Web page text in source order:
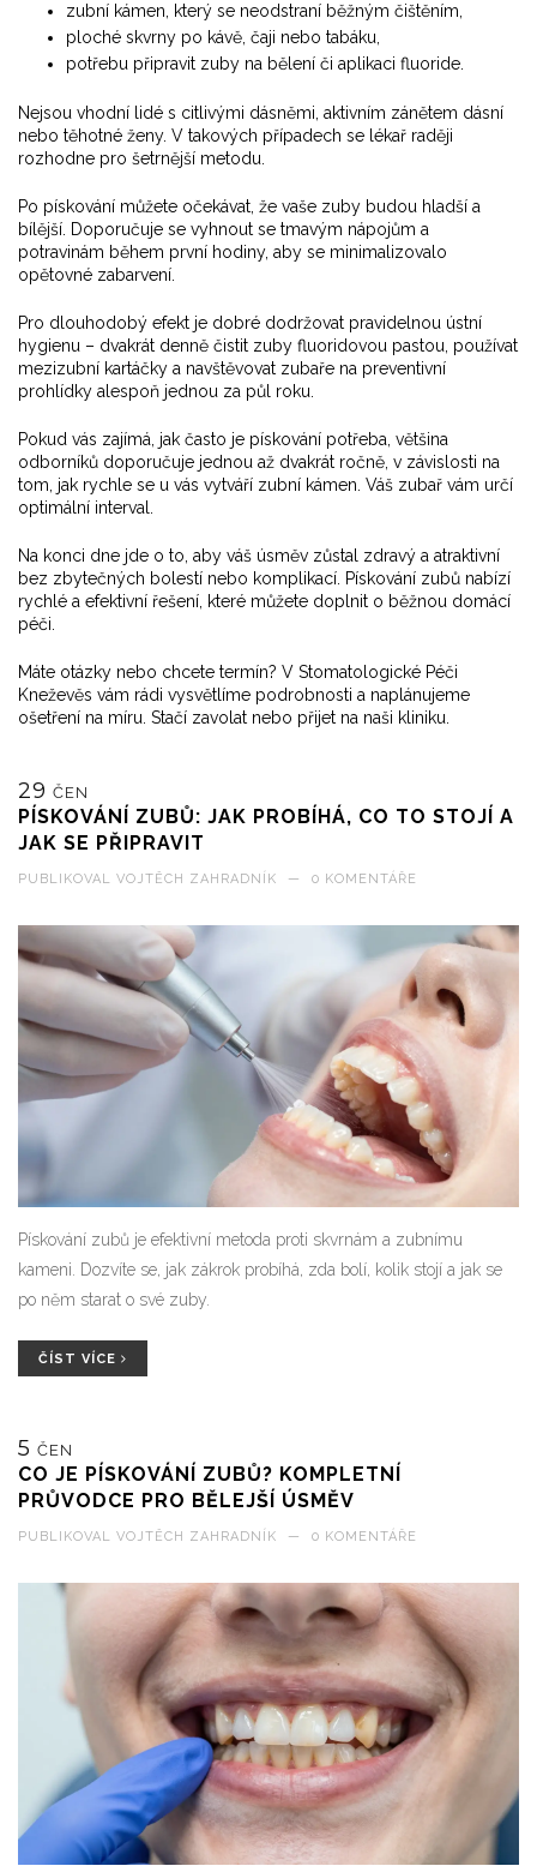
zubní kámen, který se neodstraní běžným čištěním,
ploché skvrny po kávě, čaji nebo tabáku,
potřebu připravit zuby na bělení či aplikaci fluoride.
Nejsou vhodní lidé s citlivými dásněmi, aktivním zánětem dásní
nebo těhotné ženy. V takových případech se lékař raději
rozhodne pro šetrnější metodu.
Po pískování můžete očekávat, že vaše zuby budou hladší a
bílější. Doporučuje se vyhnout se tmavým nápojům a
potravinám během první hodiny, aby se minimalizovalo
opětovné zabarvení.
Pro dlouhodobý efekt je dobré dodržovat pravidelnou ústní
hygienu – dvakrát denně čistit zuby fluoridovou pastou, používat
mezizubní kartáčky a navštěvovat zubaře na preventivní
prohlídky alespoň jednou za půl roku.
Pokud vás zajímá, jak často je pískování potřeba, většina
odborníků doporučuje jednou až dvakrát ročně, v závislosti na
tom, jak rychle se u vás vytváří zubní kámen. Váš zubař vám určí
optimální interval.
Na konci dne jde o to, aby váš úsměv zůstal zdravý a atraktivní
bez zbytečných bolestí nebo komplikací. Pískování zubů nabízí
rychlé a efektivní řešení, které můžete doplnit o běžnou domácí
péči.
Máte otázky nebo chcete termín? V Stomatologické Péči
Kneževěs vám rádi vysvětlíme podrobnosti a naplánujeme
ošetření na míru. Stačí zavolat nebo přijet na naši kliniku.
29 ČEN
PÍSKOVÁNÍ ZUBŮ: JAK PROBÍHÁ, CO TO STOJÍ A
JAK SE PŘIPRAVIT
PUBLIKOVAL VOJTĚCH ZAHRADNÍK — 0 KOMENTÁŘE
Pískování zubů je efektivní metoda proti skvrnám a zubnímu
kameni. Dozvíte se, jak zákrok probíhá, zda bolí, kolik stojí a jak se
po něm starat o své zuby.
ČÍST VÍCE
5 ČEN
CO JE PÍSKOVÁNÍ ZUBŮ? KOMPLETNÍ
PRŮVODCE PRO BĚLEJŠÍ ÚSMĚV
PUBLIKOVAL VOJTĚCH ZAHRADNÍK — 0 KOMENTÁŘE